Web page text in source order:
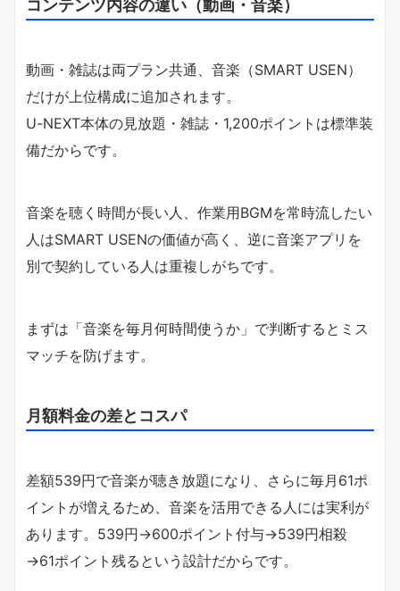
コンテンツ内容の違い（動画・音楽）
動画・雑誌は両プラン共通、音楽（SMART USEN）
だけが上位構成に追加されます。
U-NEXT本体の見放題・雑誌・1,200ポイントは標準装
備だからです。
音楽を聴く時間が長い人、作業用BGMを常時流したい
人はSMART USENの価値が高く、逆に音楽アプリを
別で契約している人は重複しがちです。
まずは「音楽を毎月何時間使うか」で判断するとミス
マッチを防げます。
月額料金の差とコスパ
差額539円で音楽が聴き放題になり、さらに毎月61ポ
イントが増えるため、音楽を活用できる人には実利が
あります。539円→600ポイント付与→539円相殺
→61ポイント残るという設計だからです。